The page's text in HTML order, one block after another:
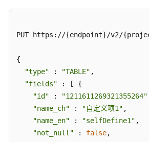
建
口
导
入
导
PUT https://{endpoint}/v2/
{
"type" : "TABLE" ,
"fields" : [ {
"id" : "1211611269321355264"
"name_ch" : "自定义项1" ,
"name_en" : "selfDefine1" ,
"not_null" : false,